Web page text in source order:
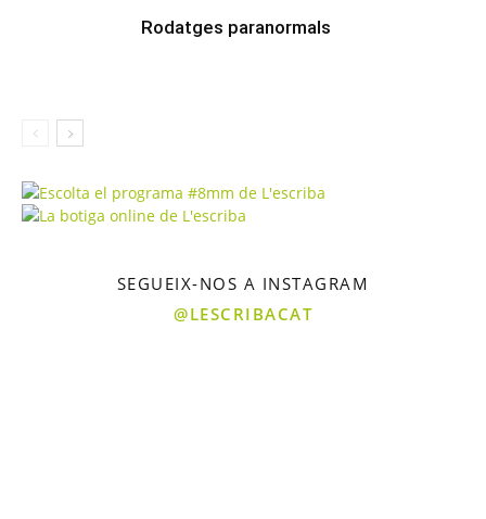
Rodatges paranormals
SEGUEIX-NOS A INSTAGRAM
@LESCRIBACAT